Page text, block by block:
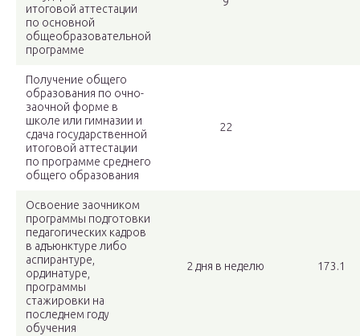
итоговой аттестации
по основной
общеобразовательной
программе
Получение общего
образования по очно-
заочной форме в
школе или гимназии и
сдача государственной
итоговой аттестации
по программе среднего
общего образования
22
Освоение заочником
программы подготовки
педагогических кадров
в адъюнктуре либо
аспирантуре,
ординатуре,
программы
стажировки на
последнем году
обучения
2 дня в неделю 173.1